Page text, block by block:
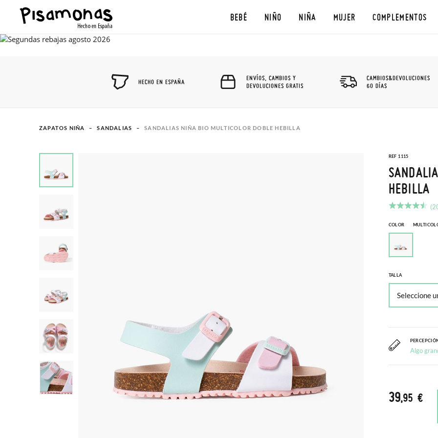
BEBÉ NIÑO NIÑA MUJER COMPLEMENTOS
HECHO EN ESPAÑA
ENVÍOS, CAMBIOS Y
DEVOLUCIONES GRATIS
CAMBIOS&DEVOLUCIONES
60 DÍAS
ZAPATOS NIÑA SANDALIAS SANDALIAS NIÑA BIO MULTICOLOR DOBLE HEBILLA
REF 1115
HEBILLA
COLOR
TALLA
Algo
39,95 €